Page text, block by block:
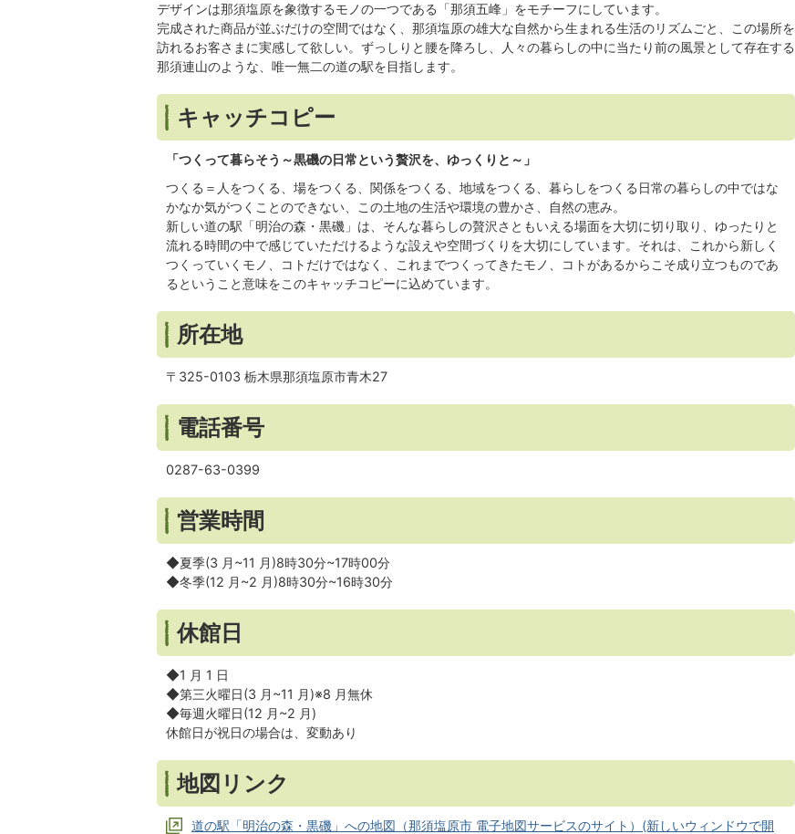
デザインは那須塩原を象徴するモノの一つである「那須五峰」をモチーフにしています。
完成された商品が並ぶだけの空間ではなく、那須塩原の雄大な自然から生まれる生活のリズムごと、この場所を
訪れるお客さまに実感して欲しい。ずっしりと腰を降ろし、人々の暮らしの中に当たり前の風景として存在する
那須連山のような、唯一無二の道の駅を目指します。
キャッチコピー
「つくって暮らそう～黒磯の日常という贅沢を、ゆっくりと～」
つくる＝人をつくる、場をつくる、関係をつくる、地域をつくる、暮らしをつくる日常の暮らしの中ではな
かなか気がつくことのできない、この土地の生活や環境の豊かさ、自然の恵み。
新しい道の駅「明治の森・黒磯」は、そんな暮らしの贅沢さともいえる場面を大切に切り取り、ゆったりと
流れる時間の中で感じていただけるような設えや空間づくりを大切にしています。それは、これから新しく
つくっていくモノ、コトだけではなく、これまでつくってきたモノ、コトがあるからこそ成り立つものであ
るということ意味をこのキャッチコピーに込めています。
所在地
〒325-0103 栃木県那須塩原市青木27
電話番号
0287-63-0399
営業時間
◆夏季(3 月~11 月)8時30分~17時00分
◆冬季(12 月~2 月)8時30分~16時30分
休館日
◆1 月 1 日
◆第三火曜日(3 月~11 月)※8 月無休
◆毎週火曜日(12 月~2 月)
休館日が祝日の場合は、変動あり
地図リンク
道の駅「明治の森・黒磯」への地図（那須塩原市 電子地図サービスのサイト）(新しいウィンドウで開